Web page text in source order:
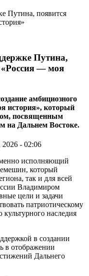
Путина,
«Россия — моя
амбициозного
история», который
посвященным
на Дальнем Востоке.
- 02:06
исполняющий
который
так и для всей
Владимиром
цели и задачи
патриотическому
наследия
в создании
в отображении
Дальнего